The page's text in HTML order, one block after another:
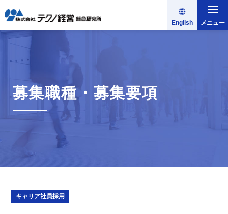
English メニュー
募集職種・募集要項
キャリア社員採用